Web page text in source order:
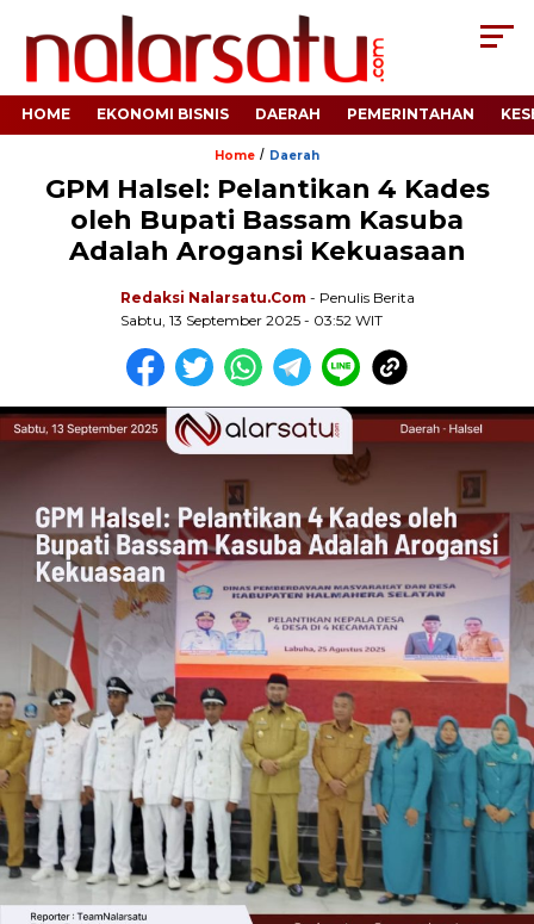
HOME EKONOMI BISNIS DAERAH PEMERINTAHAN
Home / Daerah
GPM Halsel: Pelantikan 4 Kades
oleh Bupati Bassam Kasuba
Adalah Arogansi Kekuasaan
Redaksi Nalarsatu.com - Penulis Berita
Sabtu, 13 September 2025 - 03:52 WIT